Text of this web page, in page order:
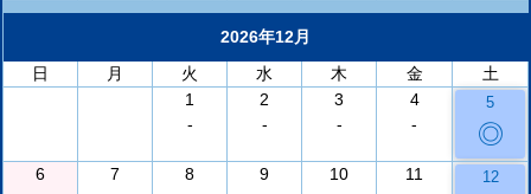
2026年12月
日
月 火 水 木 金
土
1
-
2
-
3
-
4
-
5
◎
6
7
8
9
10
11
12